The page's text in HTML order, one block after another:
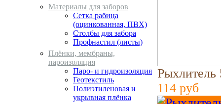
Материалы для заборов
Сетка рабица
(оцинкованная, ПВХ)
Столбы для забора
Профнастил (листы)
Плёнки, мембраны,
пароизоляция
Паро- и гидроизоляция
Геотекстиль
Полиэтиленовая и
укрывная плёнка
114 руб